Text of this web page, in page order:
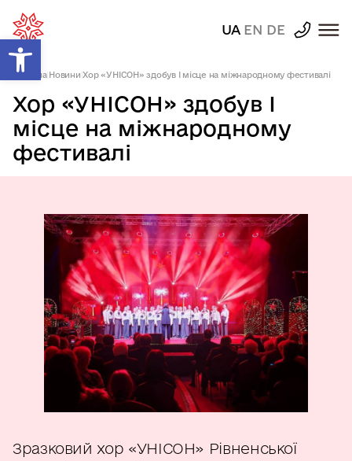
Відкрити Панель інструментів
UA EN DE
Головна| Новини |Хор «УНІСОН» здобув І місце на міжнародному фестивалі
Хор «УНІСОН» здобув І
місце на міжнародному
фестивалі
Зразковий хор «УНІСОН» Рівненської